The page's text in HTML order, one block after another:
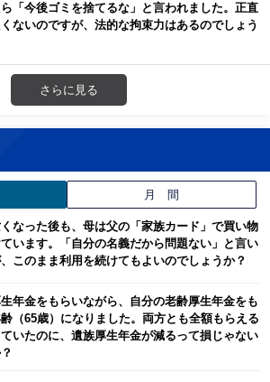
「今後ゴミを捨てるな」と言われました。正直
ないのですが、法的な拘束力はあるのでしょう
さらに見る
月 間
なった後も、母は父の「家族カード」で買い物
います。「自分の名義だから問題ない」と言い
、このまま利用を続けてもよいのでしょうか？
年金をもらいながら、自分の老齢厚生年金をも
齢（65歳）になりました。両方とも全額もらえる
ていたのに、遺族厚生年金が減るって損じゃない